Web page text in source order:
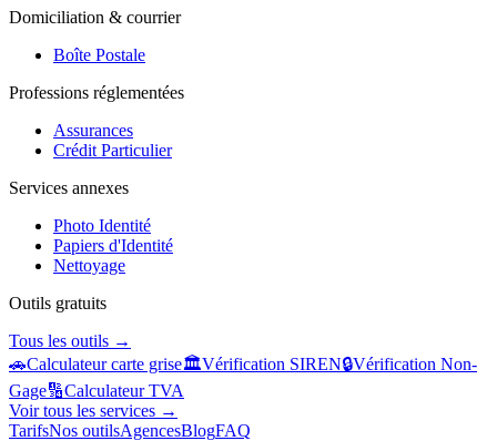
Domiciliation & courrier
Boîte Postale
Professions réglementées
Assurances
Crédit Particulier
Services annexes
Photo Identité
Papiers d'Identité
Nettoyage
Outils gratuits
Tous les outils →
🚗Calculateur carte grise🏛️Vérification SIREN🔒Vérification Non-
Gage🔢Calculateur TVA
Voir tous les services →
TarifsNos outilsAgencesBlogFAQ